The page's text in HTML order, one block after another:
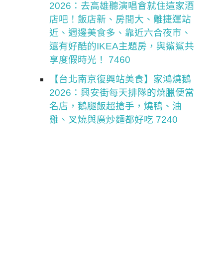
2026：去高雄聽演唱會就住這家酒
店吧！飯店新、房間大、離捷運站
近、週邊美食多、靠近六合夜市、
還有好酷的IKEA主題房，與鯊鯊共
享度假時光！ 7460
【台北南京復興站美食】家鴻燒鵝
2026：興安街每天排隊的燒臘便當
名店，鵝腿飯超搶手，燒鴨、油
雞、叉燒與廣炒麵都好吃 7240